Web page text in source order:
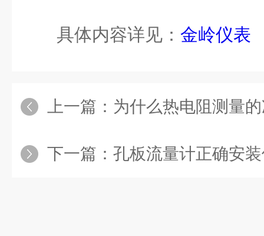
具体内容详见： 金岭仪表
上一篇： 为什么热电阻测量
下一篇： 孔板流量计正确安